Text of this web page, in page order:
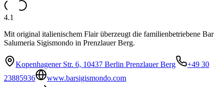
4.1
Mit original italienischem Flair überzeugt die familienbetriebene Bar
Salumeria Sigismondo in Prenzlauer Berg.
Kopenhagener Str. 6, 10437 Berlin Prenzlauer Berg
+49 30
23885936
www.barsigismondo.com